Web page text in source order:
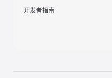
开发者指南